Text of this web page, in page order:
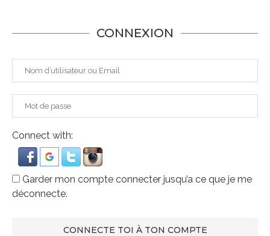
CONNEXION
Connect with:
Garder mon compte connecter jusqu’a ce que je me
déconnecte.